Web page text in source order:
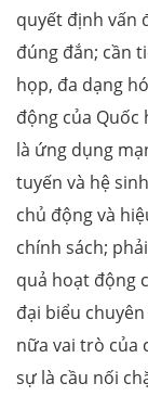
quyết định vấn
đúng đắn; cần
họp, đa dạng
động của Quốc
là ứng dụng
tuyến và hệ
chủ động và
chính sách;
quả hoạt động
đại biểu
nữa vai trò của
sự là cầu nối